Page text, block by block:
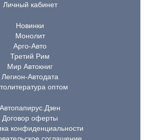
Личный кабинет
Новинки
Монолит
Арго-Авто
Третий Рим
Мир Автокниг
Легион-Автодата
оптом
Автопапирус.Дзен
Договор оферты
конфиденциальности